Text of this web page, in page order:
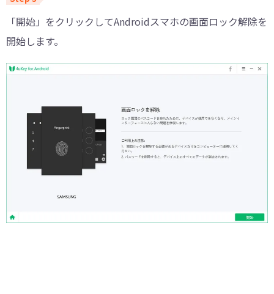
「開始」をクリックしてAndroidスマホの画面ロック解除を
開始します。